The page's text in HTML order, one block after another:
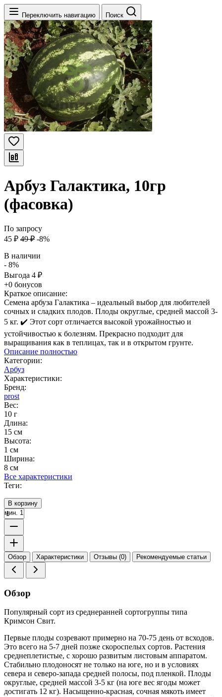
Переключить навигацию Поиск
Арбуз Галактика, 10гр
(фасовка)
По запросу
45 ₽ 49 ₽ -8%
В наличии
- 8%
Выгода 4 ₽
+0 бонусов
Краткое описание:
Семена арбуза Галактика – идеальный выбор для любителей
сочных и сладких плодов. Плоды округлые, средней массой 3-
5 кг. ✔️ Этот сорт отличается высокой урожайностью и
устойчивостью к болезням. Прекрасно подходит для
выращивания как в теплицах, так и в открытом грунте.
Описание полностью
Категории:
Арбуз
Характеристики:
Бренд:
prost
Вес:
10 г
Длина:
15 см
Высота:
1 см
Ширина:
8 см
Все характеристики
Теги:
В корзину
мин. 1
Обзор Характеристики Отзывы (0) Рекомендуемые статьи
Обзор
Популярный сорт из среднеранней сортогруппы типа
Кримсон Свит.
Первые плоды созревают примерно на 70-75 день от всходов.
Это всего на 5-7 дней позже скороспелых сортов. Растения
среднеплетистые, с хорошо развитым листовым аппаратом.
Стабильно плодоносят не только на юге, но и в условиях
севера и северо-запада средней полосы, под пленкой. Плоды
округлые, средней массой 3-5 кг (на юге вес ягоды может
достигать 12 кг). Насыщенно-красная, сочная мякоть имеет